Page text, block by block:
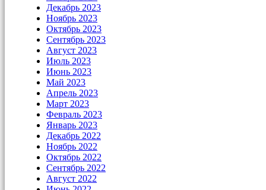
Декабрь 2023
Ноябрь 2023
Октябрь 2023
Сентябрь 2023
Август 2023
Июль 2023
Июнь 2023
Май 2023
Апрель 2023
Март 2023
Февраль 2023
Январь 2023
Декабрь 2022
Ноябрь 2022
Октябрь 2022
Сентябрь 2022
Август 2022